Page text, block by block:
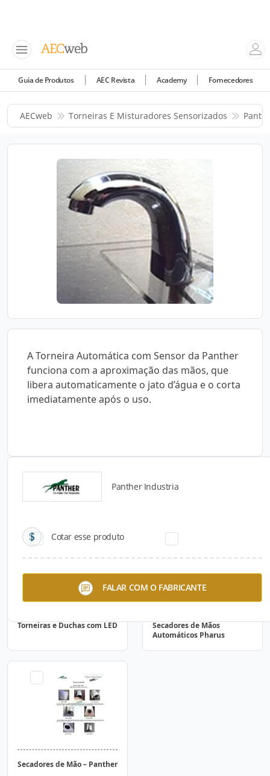
Guia de Produtos AEC Revista Academy Fornecedores
AECweb Torneiras E Misturadores Sensorizados
A Torneira Automática com Sensor da Panther
funciona com a aproximação das mãos, que
libera automaticamente o jato d’água e o corta
imediatamente após o uso.
Panther Industria
Cotar esse produto
FALAR COM O FABRICANTE
Catálogos para Download
Torneiras e Duchas com LED
Secadores de Mãos
Automáticos Pharus
Secadores de Mão – Panther